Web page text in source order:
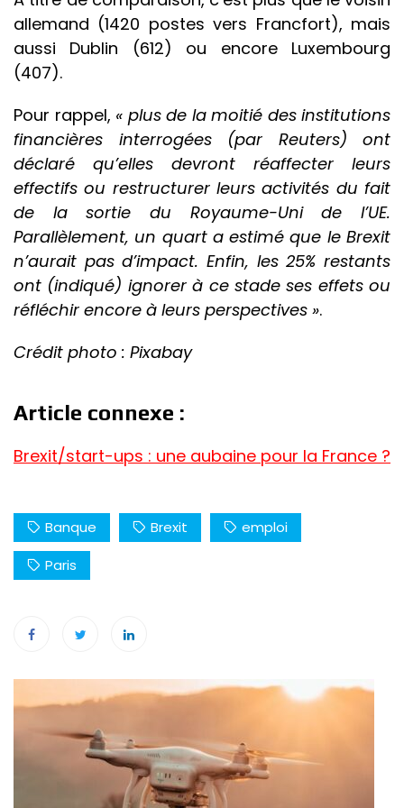
allemand (1420 postes vers Francfort), mais
aussi Dublin (612) ou encore Luxembourg
(407).
Pour rappel, « plus de la moitié des institutions
financières interrogées (par Reuters) ont
déclaré qu’elles devront réaffecter leurs
effectifs ou restructurer leurs activités du fait
de la sortie du Royaume-Uni de l’UE.
Parallèlement, un quart a estimé que le Brexit
n’aurait pas d’impact. Enfin, les 25% restants
ont (indiqué) ignorer à ce stade ses effets ou
réfléchir encore à leurs perspectives ».
Crédit photo : Pixabay
Article connexe :
Brexit/start-ups : une aubaine pour la France ?
Banque Brexit
emploi
Paris
Navigation
de
l’article